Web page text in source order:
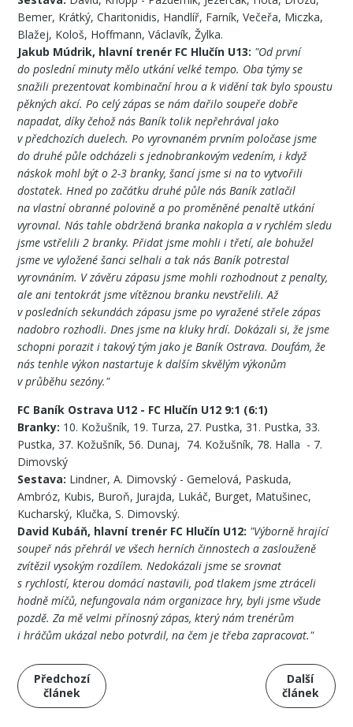
Bemer, Krátký, Charitonidis, Handlíř, Farník, Večeřa, Miczka,
Blažej, Kološ, Hoffmann, Václavík, Žylka.
Jakub Múdrik, hlavní trenér FC Hlučín U13: "Od první
do poslední minuty mělo utkání velké tempo. Oba týmy se
snažili prezentovat kombinační hrou a k vidění tak bylo spoustu
pěkných akcí. Po celý zápas se nám dařilo soupeře dobře
napadat, díky čehož nás Baník tolik nepřehrával jako
v předchozích duelech. Po vyrovnaném prvním poločase jsme
do druhé půle odcházeli s jednobrankovým vedením, i když
náskok mohl být o 2-3 branky, šancí jsme si na to vytvořili
dostatek. Hned po začátku druhé půle nás Baník zatlačil
na vlastní obranné polovině a po proměněné penaltě utkání
vyrovnal. Nás tahle obdržená branka nakopla a v rychlém sledu
jsme vstřelili 2 branky. Přidat jsme mohli i třetí, ale bohužel
jsme ve vyložené šanci selhali a tak nás Baník potrestal
vyrovnáním. V závěru zápasu jsme mohli rozhodnout z penalty,
ale ani tentokrát jsme vítěznou branku nevstřelili. Až
v posledních sekundách zápasu jsme po vyražené střele zápas
nadobro rozhodli. Dnes jsme na kluky hrdí. Dokázali si, že jsme
schopni porazit i takový tým jako je Baník Ostrava. Doufám, že
nás tenhle výkon nastartuje k dalším skvělým výkonům
v průběhu sezóny."
FC Baník Ostrava U12 - FC Hlučín U12 9:1 (6:1)
Branky: 10. Kožušník, 19. Turza, 27. Pustka, 31. Pustka, 33.
Pustka, 37. Kožušník, 56. Dunaj, 74. Kožušník, 78. Halla - 7.
Dimovský
Sestava: Lindner, A. Dimovský - Gemelová, Paskuda,
Ambróz, Kubis, Buroň, Jurajda, Lukáč, Burget, Matušinec,
Kucharský, Klučka, S. Dimovský.
David Kubáň, hlavní trenér FC Hlučín U12: "Výborně hrající
soupeř nás přehrál ve všech herních činnostech a zaslouženě
zvítězil vysokým rozdílem. Nedokázali jsme se srovnat
s rychlostí, kterou domácí nastavili, pod tlakem jsme ztráceli
hodně míčů, nefungovala nám organizace hry, byli jsme všude
pozdě. Za mě velmi přínosný zápas, který nám trenérům
i hráčům ukázal nebo potvrdil, na čem je třeba zapracovat."
Další
článek
Předchozí
článek